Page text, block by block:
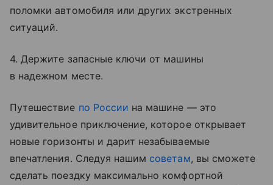
поломки автомобиля или других экстренных
ситуаций.
4. Держите запасные ключи от машины
в надежном месте.
Путешествие по России на машине — это
удивительное приключение, которое открывает
новые горизонты и дарит незабываемые
впечатления. Следуя нашим советам, вы сможете
сделать поездку максимально комфортной